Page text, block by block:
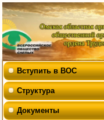
Вступить в ВОС
Структура
Документы